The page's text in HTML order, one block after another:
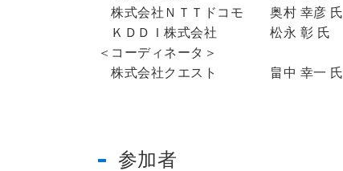
株式会社ＮＴＴドコモ 奥村 幸彦 氏
ＫＤＤＩ株式会社 松永 彰 氏
＜コーディネータ＞
株式会社クエスト 畠中 幸一 氏
参加者